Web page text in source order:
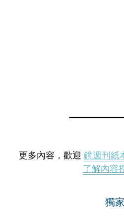
更多內容，歡迎 鏡週刊紙
了解內容
獨